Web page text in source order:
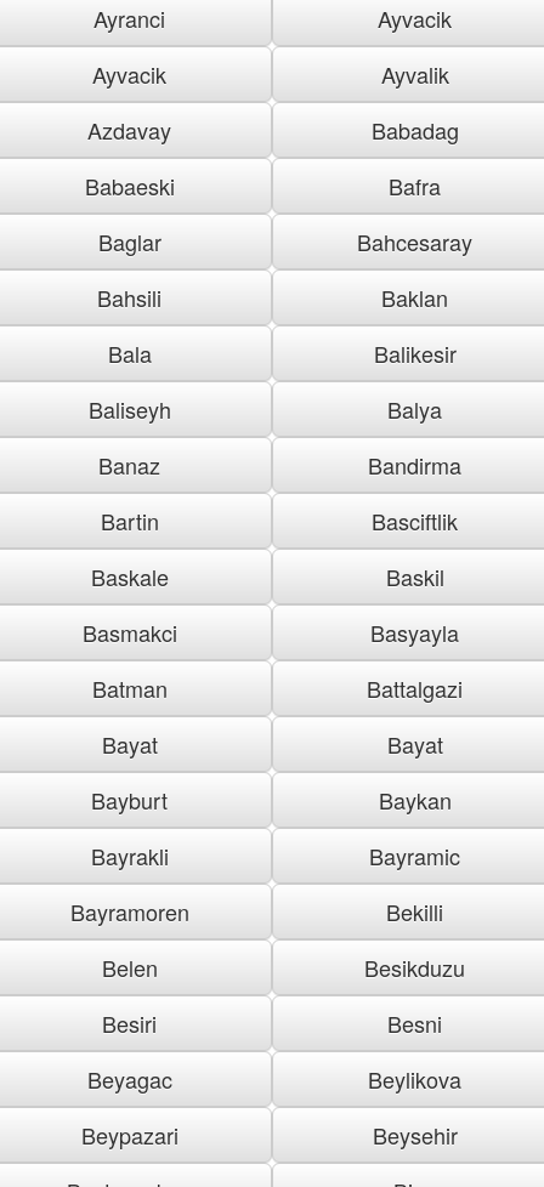
Ayranci
Ayvacik
Ayvacik
Ayvalik
Azdavay
Babadag
Babaeski
Bafra
Baglar
Bahcesaray
Bahsili
Baklan
Bala
Balikesir
Baliseyh
Balya
Banaz
Bandirma
Bartin
Basciftlik
Baskale
Baskil
Basmakci
Basyayla
Batman
Battalgazi
Bayat
Bayat
Bayburt
Baykan
Bayrakli
Bayramic
Bayramoren
Bekilli
Belen
Besikduzu
Besiri
Besni
Beyagac
Beylikova
Beypazari
Beysehir